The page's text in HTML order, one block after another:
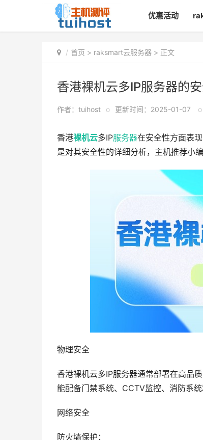
优惠活动
首页 > raksmart云服务器 > 正文
香港裸机云多IP服务器的
作者：tuihost o 更新时间：2025-01-07 o
香港裸机云多IP服务器在安全性方面表
是对其安全性的详细分析，主机推荐小
物理安全
香港裸机云多IP服务器通常部署在高品
能配备门禁系统、CCTV监控、消防系
网络安全
防火墙保护：